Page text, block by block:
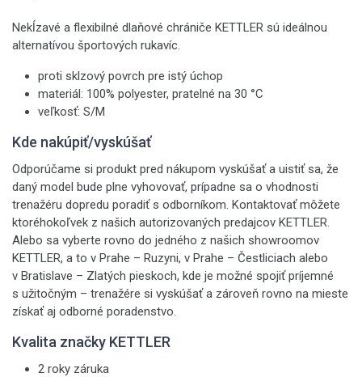
Nekĺzavé a flexibilné dlaňové chrániče KETTLER sú ideálnou
alternatívou športových rukavíc.
proti sklzový povrch pre istý úchop
materiál: 100% polyester, pratelné na 30 °C
veľkosť: S/M
Kde nakúpiť/vyskúšať
Odporúčame si produkt pred nákupom vyskúšať a uistiť sa, že
daný model bude plne vyhovovať, prípadne sa o vhodnosti
trenažéru dopredu poradiť s odborníkom. Kontaktovať môžete
ktoréhokoľvek z našich autorizovaných predajcov KETTLER.
Alebo sa vyberte rovno do jedného z našich showroomov
KETTLER, a to v Prahe – Ruzyni, v Prahe – Čestliciach alebo
v Bratislave – Zlatých pieskoch, kde je možné spojiť príjemné
s užitočným – trenažére si vyskúšať a zároveň rovno na mieste
získať aj odborné poradenstvo.
Kvalita značky KETTLER
2 roky záruka